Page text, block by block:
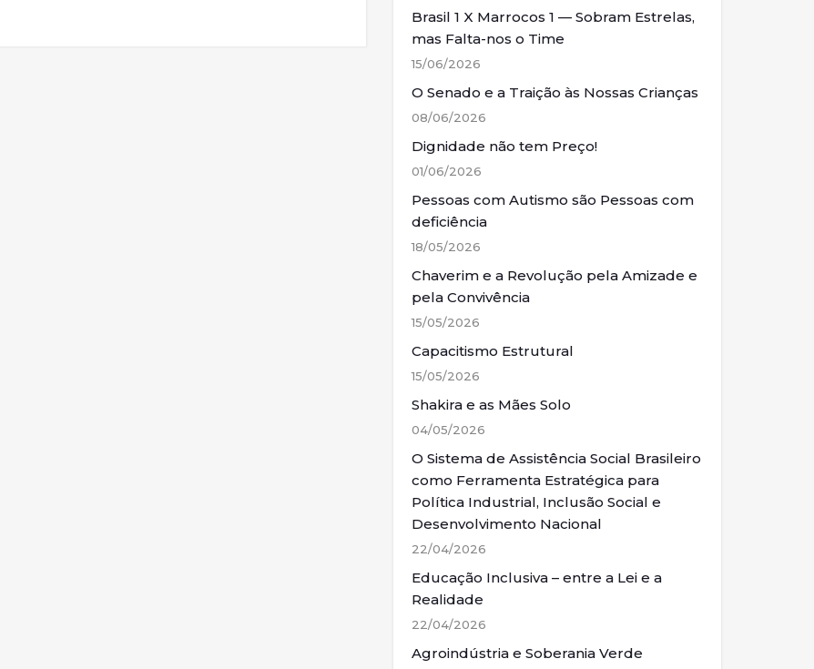
Brasil 1 X Marrocos 1 — Sobram Estrelas,
mas Falta-nos o Time
15/06/2026
O Senado e a Traição às Nossas Crianças
08/06/2026
Dignidade não tem Preço!
01/06/2026
Pessoas com Autismo são Pessoas com
deficiência
18/05/2026
Chaverim e a Revolução pela Amizade e
pela Convivência
15/05/2026
Capacitismo Estrutural
15/05/2026
Shakira e as Mães Solo
04/05/2026
O Sistema de Assistência Social Brasileiro
como Ferramenta Estratégica para
Política Industrial, Inclusão Social e
Desenvolvimento Nacional
22/04/2026
Educação Inclusiva – entre a Lei e a
Realidade
22/04/2026
Agroindústria e Soberania Verde